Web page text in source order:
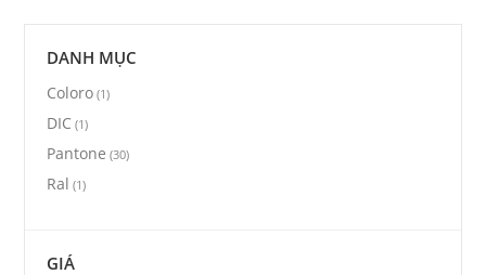
DANH MỤC
Coloro (1)
DIC (1)
Pantone (30)
Ral (1)
GIÁ